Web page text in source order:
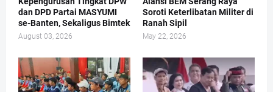
dan DPD Partai MASYUMI
se-Banten, Sekaligus Bimtek
August 03, 2026
Soroti Keterlibatan Militer di
Ranah Sipil
May 22, 2026